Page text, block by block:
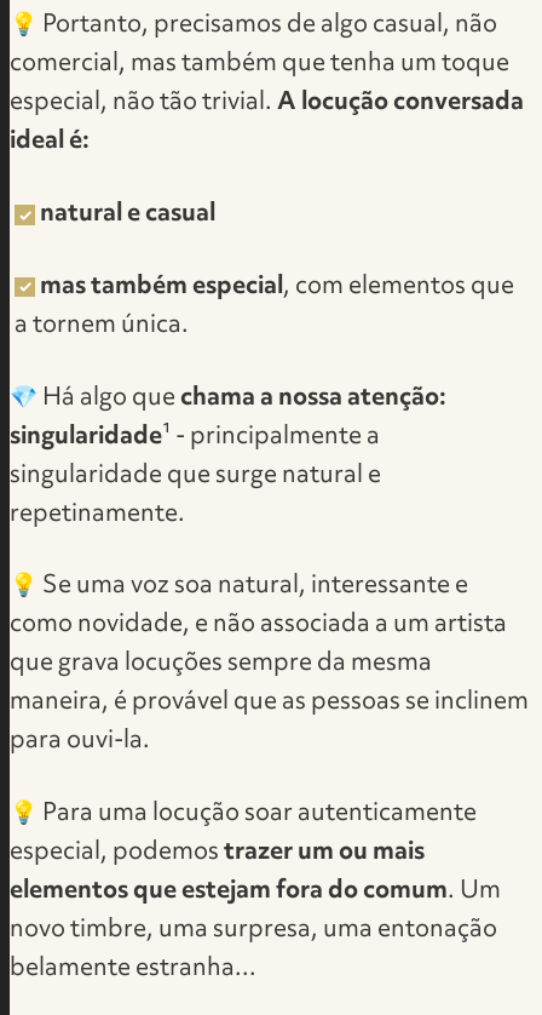
💡 Portanto, precisamos de algo casual, não
comercial, mas também que tenha um toque
especial, não tão trivial.A locução conversada
ideal é:
natural e casual
mas também especial, com elementos que
a tornem única.
💎 Há algo quechama a nossa atenção:
singularidade¹ - principalmente a
singularidade que surge natural e
repetinamente.
💡 Se uma voz soa natural, interessante e
como novidade, e não associada a um artista
que grava locuções sempre da mesma
maneira, é provável que as pessoas se inclinem
para ouvi-la.
💡 Para uma locução soar autenticamente
especial, podemostrazer um ou mais
elementos que estejam fora do comum. Um
novo timbre, uma surpresa, uma entonação
belamente estranha...